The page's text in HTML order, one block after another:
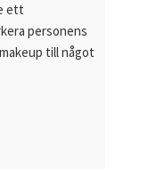
ett
personens
till något